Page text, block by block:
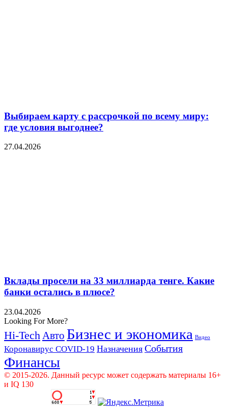
Выбираем карту с рассрочкой по всему миру:
где условия выгоднее?
27.04.2026
Вклады просели на 33 миллиарда тенге. Какие
банки остались в плюсе?
23.04.2026
Looking For More?
Hi-Tech Авто Бизнес и экономика Видео
Коронавирус COVID-19 Назначения События
Финансы
© 2015-2026. Данный ресурс может содержать материалы 16+
и IQ 130